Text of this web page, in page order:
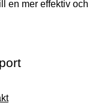
en mer effektiv och